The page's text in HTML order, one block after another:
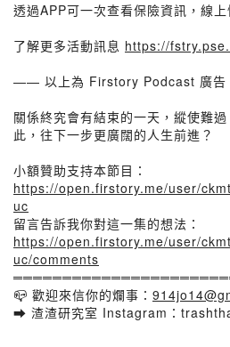
透過APP可一次查看保險資訊，線上
了解更多活動訊息 https://
—— 以上為 Firstory Podcast 廣
關係終究會有結束的一天，縱使難
此，往下一步更廣闊的人生前進？
小額贊助支持本節目：
https://open.firstory.me/user/
uc
留言告訴我你對這一集的想法：
https://open.firstory.me/user/
uc/comments
📪 歡迎來信你的爛事：
➡ 渣渣研究室 Instagram：